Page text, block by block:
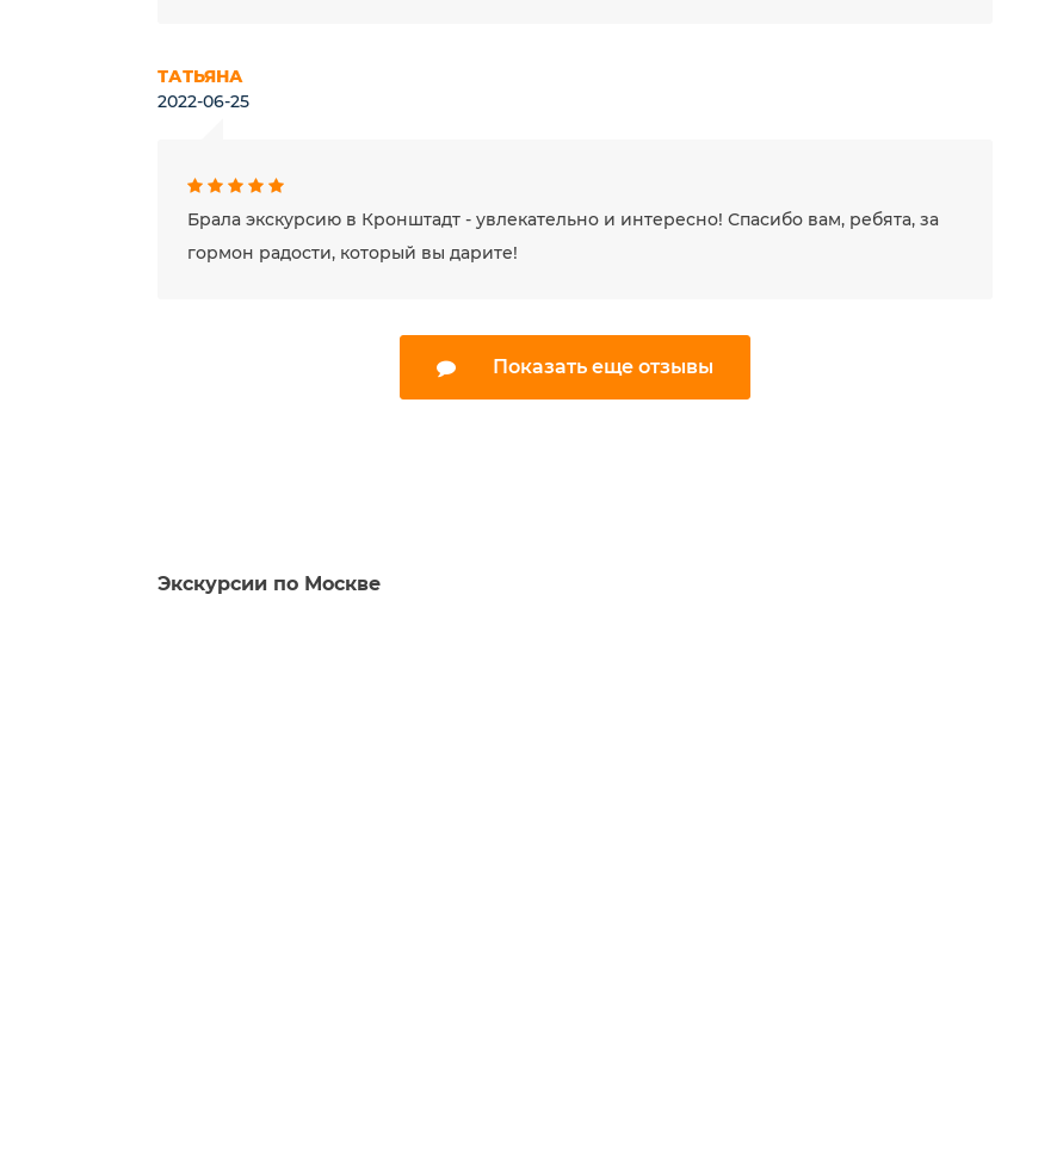
ТАТЬЯНА
2022-06-25
Брала экскурсию в Кронштадт - увлекательно и интересно! Спасибо вам, ребята, за
гормон радости, который вы дарите!
Показать еще отзывы
Экскурсии по Москве